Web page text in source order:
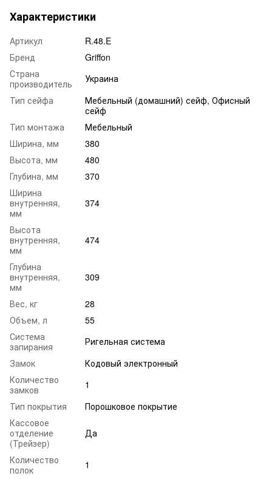
Характеристики
Артикул
R.48.E
Бренд
Griffon
Страна
производитель
Украина
Тип сейфа
Мебельный (домашний) сейф, Офисный
сейф
Тип монтажа
Мебельный
Ширина, мм
380
Высота, мм
480
Глубина, мм
370
Ширина
внутренняя,
мм
374
Высота
внутренняя,
мм
474
Глубина
внутренняя,
мм
309
Вес, кг
28
Объем, л
55
Система
запирания
Ригельная система
Замок
Кодовый электронный
Количество
замков
1
Тип покрытия
Порошковое покрытие
Кассовое
отделение
(Трейзер)
Да
Количество
полок
1